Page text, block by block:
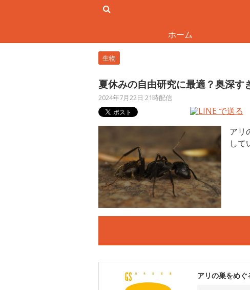
ホーム
生物
夏休みの自由研究に最適？奥深す
2024年7月22日 21時配信
アリ
して
アリの巣をめ